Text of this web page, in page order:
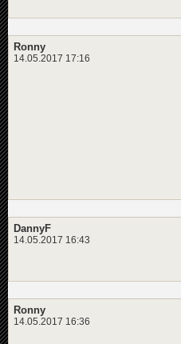
Ronny
14.05.2017 17:16
DannyF
14.05.2017 16:43
Ronny
14.05.2017 16:36